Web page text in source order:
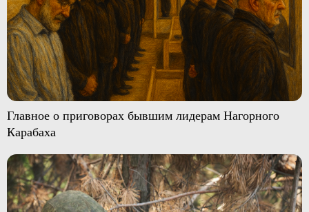
Главное о приговорах бывшим лидерам Нагорного
Карабаха